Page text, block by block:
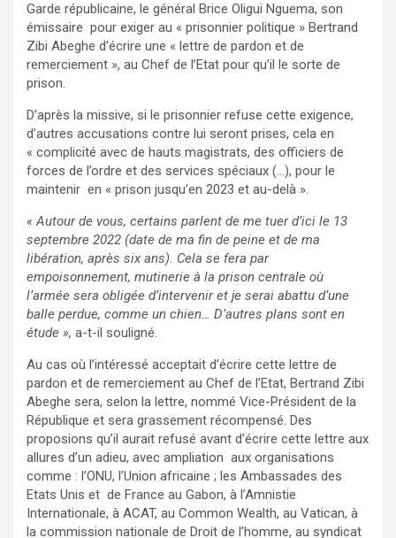
Garde républicaine, le général Brice Oligui Nguema, son
émissaire pour exiger au « prisonnier politique » Bertrand
Zibi Abeghe d’écrire une « lettre de pardon et de
remerciement », au Chef de l’Etat pour qu’il le sorte de
prison.
D’après la missive, si le prisonnier refuse cette exigence,
d’autres accusations contre lui seront prises, cela en
« complicité avec de hauts magistrats, des officiers de
forces de l’ordre et des services spéciaux (…), pour le
maintenir en « prison jusqu’en 2023 et au-delà ».
« Autour de vous, certains parlent de me tuer d’ici le 13
septembre 2022 (date de ma fin de peine et de ma
libération, après six ans). Cela se fera par
empoisonnement, mutinerie à la prison centrale où
l’armée sera obligée d’intervenir et je serai abattu d’une
balle perdue, comme un chien… D’autres plans sont en
étude », a-t-il souligné.
Au cas où l’intéressé acceptait d’écrire cette lettre de
pardon et de remerciement au Chef de l’Etat, Bertrand Zibi
Abeghe sera, selon la lettre, nommé Vice-Président de la
République et sera grassement récompensé. Des
proposions qu’il aurait refusé avant d’écrire cette lettre aux
allures d’un adieu, avec ampliation aux organisations
comme : l’ONU, l’Union africaine ; les Ambassades des
Etats Unis et de France au Gabon, à l’Amnistie
Internationale, à ACAT, au Common Wealth, au Vatican, à
la commission nationale de Droit de l’homme, au syndicat